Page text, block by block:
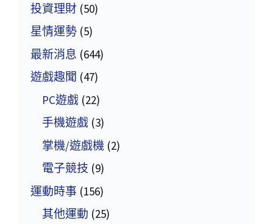
投資理財 (50)
星情運勢 (5)
最新消息 (644)
遊戲趣聞 (47)
PC遊戲 (22)
手機遊戲 (3)
掌機/遊戲機 (2)
電子競技 (9)
運動時事 (156)
其他運動 (25)